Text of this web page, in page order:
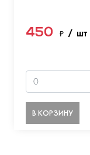
450 ₽ / шт
В КОРЗИНУ